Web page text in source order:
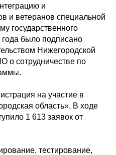
и
и ветеранов специальной
государственного
было подписано
Нижегородской
о сотрудничестве по
на участие в
область». В ходе
1 613 заявок от
тестирование,